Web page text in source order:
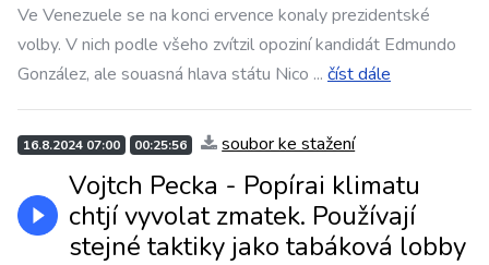
Ve Venezuele se na konci ervence konaly prezidentské
volby. V nich podle všeho zvítzil opoziní kandidát Edmundo
González, ale souasná hlava státu Nico ... číst dále
16.8.2024 07:00 00:25:56 soubor ke stažení
Vojtch Pecka - Popírai klimatu
chtjí vyvolat zmatek. Používají
stejné taktiky jako tabáková lobby